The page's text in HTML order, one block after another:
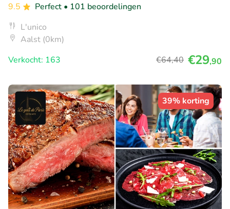
9.5 Perfect • 101 beoordelingen
L'unico
Aalst (0km)
Verkocht: 163
€64,40 €29,90
39% korting